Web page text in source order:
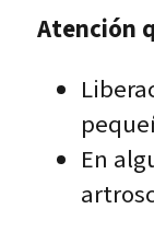
Atención
En